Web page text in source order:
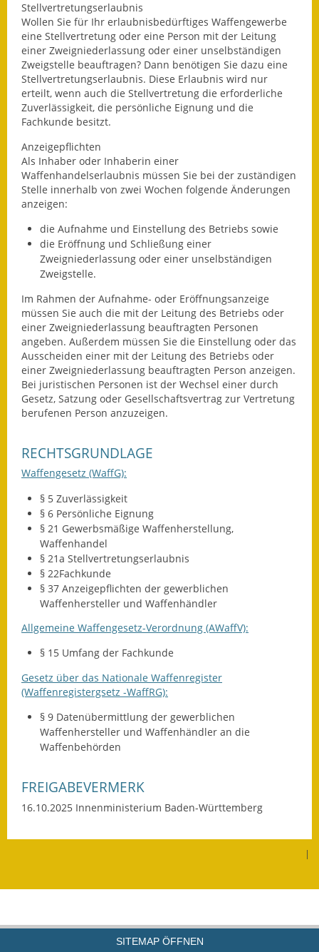
Nahverkehr
Ver- & Entsorgung
Breitbandausbau
Freizeit
Freizeit- & Sportstätten
Gesundheit & Soziales
Kirchen
Termine &
Veranstaltungen
Vereine
Wirtschaft
Baumaßnahmen
Stellvertretungserlaubnis
Wollen Sie für Ihr erlaubnisbedürftiges Waffengewerbe
eine Stellvertretung oder eine Person mit der Leitung
einer Zweigniederlassung oder einer unselbständigen
Zweigstelle beauftragen? Dann benötigen Sie dazu eine
Stellvertretungserlaubnis. Diese Erlaubnis wird nur
erteilt, wenn auch die Stellvertretung die erforderliche
Zuverlässigkeit, die persönliche Eignung und die
Fachkunde besitzt.
Anzeigepflichten
Als Inhaber oder Inhaberin einer
Waffenhandelserlaubnis müssen Sie bei der zuständigen
Stelle innerhalb von zwei Wochen folgende Änderungen
anzeigen:
die Aufnahme und Einstellung des Betriebs sowie
die Eröffnung und Schließung einer
Zweigniederlassung oder einer unselbständigen
Zweigstelle.
Im Rahmen der Aufnahme- oder Eröffnungsanzeige
müssen Sie auch die mit der Leitung des Betriebs oder
einer Zweigniederlassung beauftragten Personen
angeben. Außerdem müssen Sie die Einstellung oder das
Ausscheiden einer mit der Leitung des Betriebs oder
einer Zweigniederlassung beauftragten Person anzeigen.
Bei juristischen Personen ist der Wechsel einer durch
Gesetz, Satzung oder Gesellschaftsvertrag zur Vertretung
berufenen Person anzuzeigen.
RECHTSGRUNDLAGE
Waffengesetz (WaffG):
§ 5 Zuverlässigkeit
§ 6 Persönliche Eignung
§ 21 Gewerbsmäßige Waffenherstellung,
Waffenhandel
§ 21a Stellvertretungserlaubnis
§ 22Fachkunde
§ 37 Anzeigepflichten der gewerblichen
Waffenhersteller und Waffenhändler
Allgemeine Waffengesetz-Verordnung (AWaffV):
§ 15 Umfang der Fachkunde
Gesetz über das Nationale Waffenregister
(Waffenregistergsetz -WaffRG):
§ 9 Datenübermittlung der gewerblichen
Waffenhersteller und Waffenhändler an die
Waffenbehörden
FREIGABEVERMERK
16.10.2025 Innenministerium Baden-Württemberg
|
SITEMAP ÖFFNEN